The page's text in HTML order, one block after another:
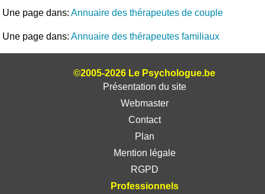
Une page dans:Annuaire des thérapeutes de couple
Une page dans:Annuaire des thérapeutes familiaux
©2005-2026 Le Psychologue.be
Présentation du site
Webmaster
Contact
Plan
Mention légale
RGPD
Professionnels